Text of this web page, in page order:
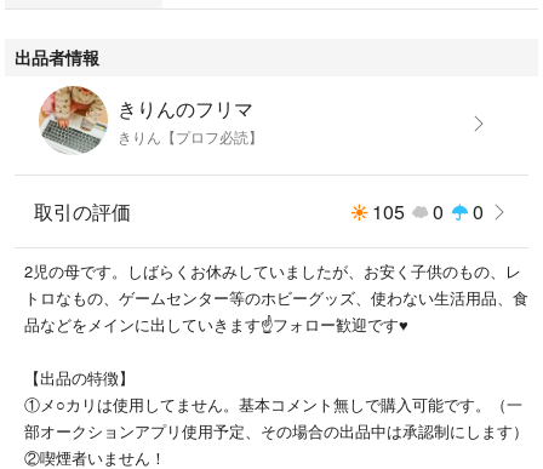
出品者情報
きりんのフリマ
きりん【プロフ必読】
取引の評価 105 0 0
2児の母です。しばらくお休みしていましたが、お安く子供のもの、レ
トロなもの、ゲームセンター等のホビーグッズ、使わない生活用品、食
品などをメインに出していきます☝️フォロー歓迎です♥
【出品の特徴】
①メ○カリは使用してません。基本コメント無しで購入可能です。（一
部オークションアプリ使用予定、その場合の出品中は承認制にします）
②喫煙者いません！